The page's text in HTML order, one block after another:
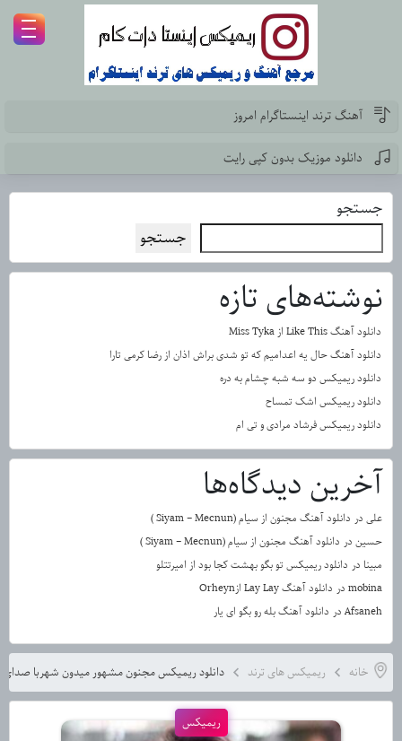
آهنگ ترند اینستاگرام امروز
دانلود موزیک بدون کپی رایت
جستجو
جستجو
نوشته‌های تازه
دانلود آهنگ Like This از Miss Tyka
دانلود آهنگ حال یه اعدامیم که تو شدی براش اذان از رضا کرمی تارا
دانلود ریمیکس دو سه شبه چشام به دره
دانلود ریمیکس اشک تمساح
دانلود ریمیکس فرشاد مرادی و تی ام
آخرین دیدگاه‌ها
علی در دانلود آهنگ مجنون از سیام (Siyam – Mecnun )
حسین در دانلود آهنگ مجنون از سیام (Siyam – Mecnun )
مبینا در دانلود ریمیکس تو بگو بهشت کجا بود از امیرتتلو
mobina در دانلود آهنگ Lay Lay ازOrheyn
Afsaneh در دانلود آهنگ بله رو بگو ای یار
خانه ریمیکس های ترند دانلود ریمیکس مجنون مشهور میدون شهربا صدای
ریمیکس